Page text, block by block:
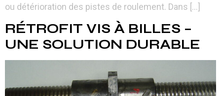
ou détérioration des pistes de roulement. Dans […]
RÉTROFIT VIS À BILLES –
UNE SOLUTION DURABLE